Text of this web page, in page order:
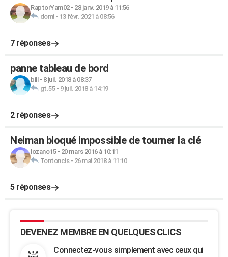
RaptorYam02- 28 janv. 2019 à 11:56
domi- 13 févr. 2021 à 08:56
7 réponses
panne tableau de bord
bill - 8 juil. 2018 à 08:37
gt.55- 9 juil. 2018 à 14:19
2 réponses
Neiman bloqué impossible de tourner la clé
lozano15- 20 mars 2016 à 10:11
Tontoncis- 26 mai 2018 à 11:10
5 réponses
DEVENEZ MEMBRE EN QUELQUES CLICS
Connectez-vous simplement avec ceux qui